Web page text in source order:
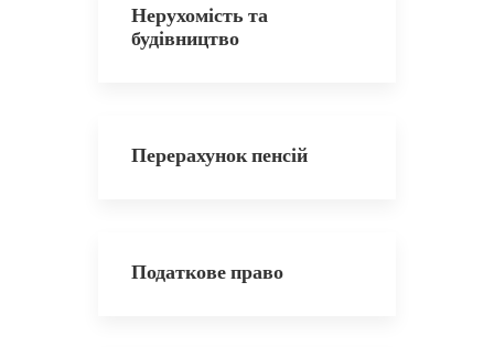
Нерухомість та
будівництво
Перерахунок пенсій
Податкове право